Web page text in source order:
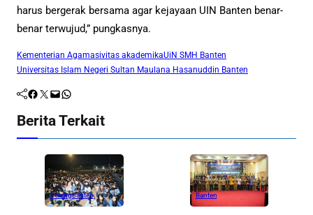
harus bergerak bersama agar kejayaan UIN Banten benar-
benar terwujud,” pungkasnya.
Kementerian Agamasivitas akademikaUiN SMH Banten
Universitas Islam Negeri Sultan Maulana Hasanuddin Banten
Facebook Twitter Mail WhatsApp
Berita Terkait
SerangBanten Banten